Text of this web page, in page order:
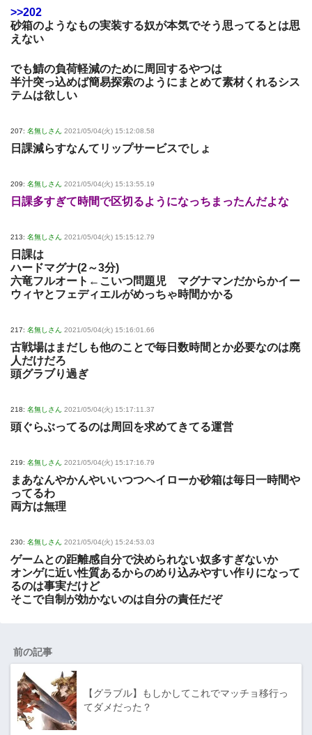
>>202
砂箱のようなもの実装する奴が本気でそう思ってるとは思
えない
でも鯖の負荷軽減のために周回するやつは
半汁突っ込めば簡易探索のようにまとめて素材くれるシス
テムは欲しい
207: 名無しさん 2021/05/04(火) 15:12:08.58
日課減らすなんてリップサービスでしょ
209: 名無しさん 2021/05/04(火) 15:13:55.19
日課多すぎて時間で区切るようになっちまったんだよな
213: 名無しさん 2021/05/04(火) 15:15:12.79
日課は
ハードマグナ(2～3分)
六竜フルオート←こいつ問題児 マグナマンだからかイー
ウィヤとフェディエルがめっちゃ時間かかる
217: 名無しさん 2021/05/04(火) 15:16:01.66
古戦場はまだしも他のことで毎日数時間とか必要なのは廃
人だけだろ
頭グラブり過ぎ
218: 名無しさん 2021/05/04(火) 15:17:11.37
頭ぐらぶってるのは周回を求めてきてる運営
219: 名無しさん 2021/05/04(火) 15:17:16.79
まあなんやかんやいいつつヘイローか砂箱は毎日一時間や
ってるわ
両方は無理
230: 名無しさん 2021/05/04(火) 15:24:53.03
ゲームとの距離感自分で決められない奴多すぎないか
オンゲに近い性質あるからのめり込みやすい作りになって
るのは事実だけど
そこで自制が効かないのは自分の責任だぞ
前の記事
【グラブル】もしかしてこれでマッチョ移行っ
てダメだった？